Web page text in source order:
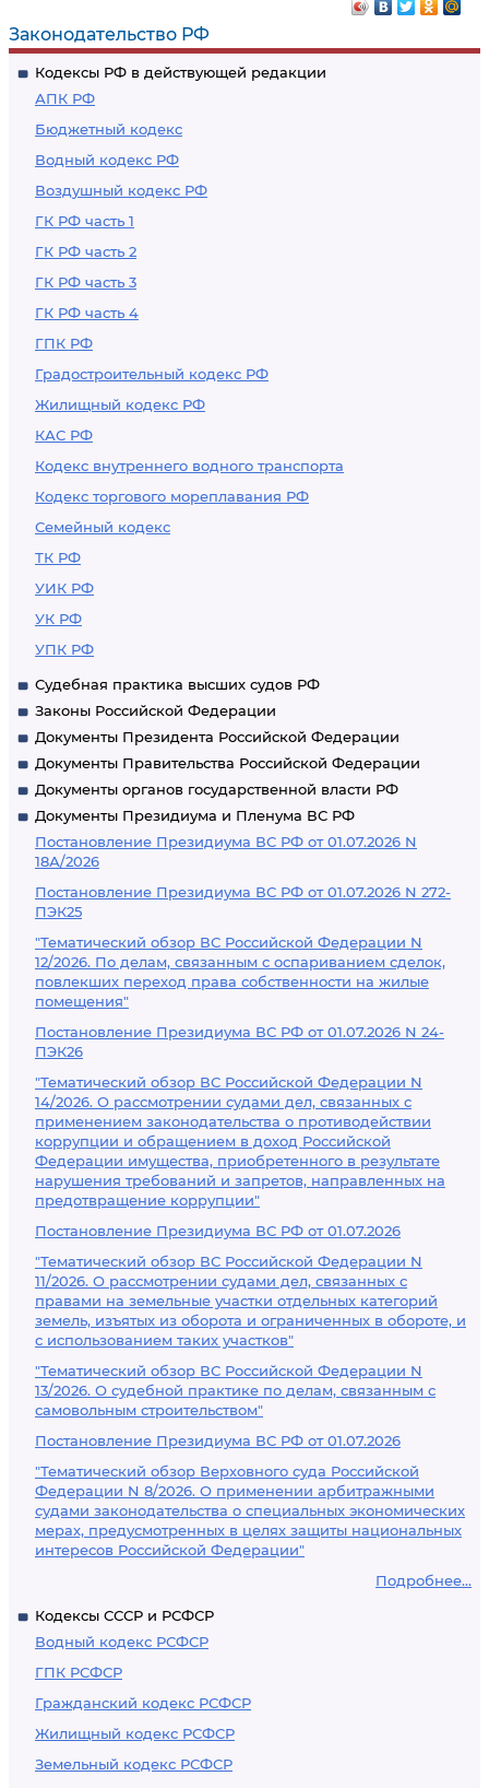
Законодательство РФ
Кодексы РФ в действующей редакции
АПК РФ
Бюджетный кодекс
Водный кодекс РФ
Воздушный кодекс РФ
ГК РФ часть 1
ГК РФ часть 2
ГК РФ часть 3
ГК РФ часть 4
ГПК РФ
Градостроительный кодекс РФ
Жилищный кодекс РФ
КАС РФ
Кодекс внутреннего водного транспорта
Кодекс торгового мореплавания РФ
Семейный кодекс
ТК РФ
УИК РФ
УК РФ
УПК РФ
Судебная практика высших судов РФ
Законы Российской Федерации
Документы Президента Российской Федерации
Документы Правительства Российской Федерации
Документы органов государственной власти РФ
Документы Президиума и Пленума ВС РФ
Постановление Президиума ВС РФ от 01.07.2026 N
18А/2026
Постановление Президиума ВС РФ от 01.07.2026 N 272-
ПЭК25
"Тематический обзор ВС Российской Федерации N
12/2026. По делам, связанным с оспариванием сделок,
повлекших переход права собственности на жилые
помещения"
Постановление Президиума ВС РФ от 01.07.2026 N 24-
ПЭК26
"Тематический обзор ВС Российской Федерации N
14/2026. О рассмотрении судами дел, связанных с
применением законодательства о противодействии
коррупции и обращением в доход Российской
Федерации имущества, приобретенного в результате
нарушения требований и запретов, направленных на
предотвращение коррупции"
Постановление Президиума ВС РФ от 01.07.2026
"Тематический обзор ВС Российской Федерации N
11/2026. О рассмотрении судами дел, связанных с
правами на земельные участки отдельных категорий
земель, изъятых из оборота и ограниченных в обороте, и
с использованием таких участков"
"Тематический обзор ВС Российской Федерации N
13/2026. О судебной практике по делам, связанным с
самовольным строительством"
Постановление Президиума ВС РФ от 01.07.2026
"Тематический обзор Верховного суда Российской
Федерации N 8/2026. О применении арбитражными
судами законодательства о специальных экономических
мерах, предусмотренных в целях защиты национальных
интересов Российской Федерации"
Подробнее...
Кодексы СССР и РСФСР
Водный кодекс РСФСР
ГПК РСФСР
Гражданский кодекс РСФСР
Жилищный кодекс РСФСР
Земельный кодекс РСФСР